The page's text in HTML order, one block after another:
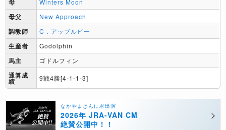
母
母父 New Approach
調教師 C．アップルビー
生産者 Godolphin
馬主 ゴドルフィン
通算成
績 9戦4勝[4-1-1-3]
なかやまきんに君出演
2026年 JRA-VAN CM
絶賛公開中！！